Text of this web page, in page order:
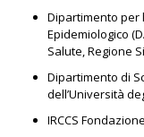
Dipartimento per
Epidemiologico
Salute, Regione
Dipartimento di
dell’Università
IRCCS